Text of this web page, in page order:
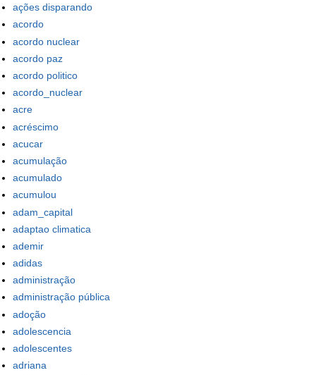
ações disparando
acordo
acordo nuclear
acordo paz
acordo politico
acordo_nuclear
acre
acréscimo
acucar
acumulação
acumulado
acumulou
adam_capital
adaptao climatica
ademir
adidas
administração
administração pública
adoção
adolescencia
adolescentes
adriana